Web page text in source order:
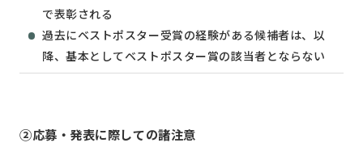
で表彰される
過去にベストポスター受賞の経験がある候補者は、以
降、基本としてベストポスター賞の該当者とならない
②応募・発表に際しての諸注意